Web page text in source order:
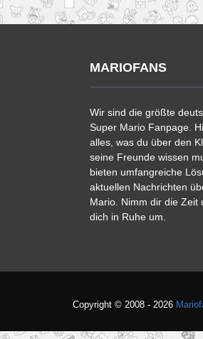
MARIOFANS
Wir sind die größte
Super Mario Fanpage.
alles, was du über den
seine Freunde wissen
bieten umfangreiche
aktuellen Nachrichten
Mario. Nimm dir die Zeit
dich in Ruhe um.
Copyright © 2008 - 2026